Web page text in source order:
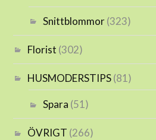
Snittblommor(323)
Florist (302)
HUSMODERSTIPS(81)
Spara (51)
ÖVRIGT (266)